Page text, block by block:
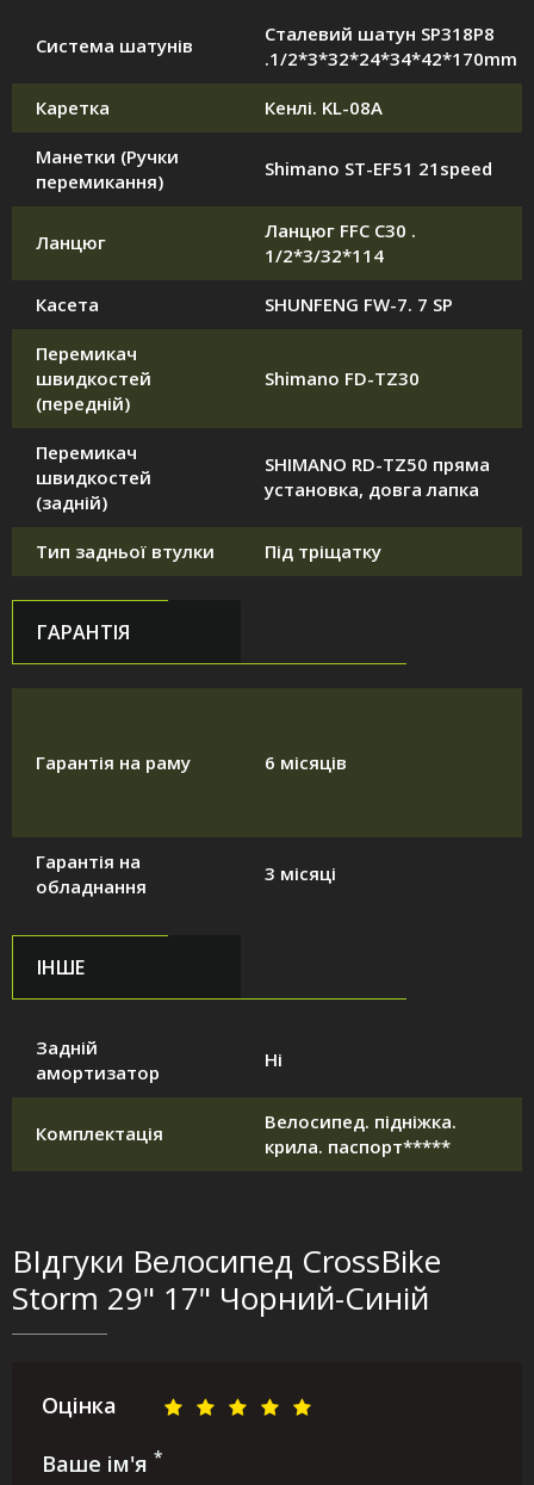
Система шатунів
Сталевий шатун SP318P8
.1/2*3*32*24*34*42*170mm
Каретка Кенлі. KL-08A
Манетки (Ручки
перемикання)
Shimano ST-EF51 21speed
Ланцюг
Ланцюг FFC C30 .
1/2*3/32*114
Касета SHUNFENG FW-7. 7 SP
Перемикач
швидкостей
(передній)
Shimano FD-TZ30
Перемикач
швидкостей
(задній)
SHIMANO RD-TZ50 пряма
установка, довга лапка
Тип задньої втулки Під тріщатку
ГАРАНТІЯ
Гарантія на раму 6 місяців
Гарантія на
обладнання
3 місяці
ІНШЕ
Задній
амортизатор
Ні
Комплектація
Велосипед. підніжка.
крила. паспорт*****
ВІдгуки Велосипед CrossBike
Storm 29" 17" Чорний-Синій
Оцінка
Ваше ім'я *